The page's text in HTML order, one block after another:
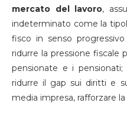
mercato del lavoro,
indeterminato come la
fisco in senso
ridurre la pressione fiscale
pensionate e i pensionati;
ridurre il gap sui diritti e
media impresa, rafforzare